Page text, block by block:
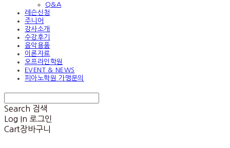
Q&A
레슨신청
주니어
강사소개
수강후기
음악용품
이론자료
오프라인학원
EVENT & NEWS
피아노학원 가맹문의
Search 검색
Log In 로그인
Cart장바구니